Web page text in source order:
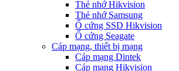
Thẻ nhớ Hikvision
Thẻ nhớ Samsung
Ổ cứng SSD Hikvision
Ổ cứng Seagate
Cáp mạng, thiết bị mạng
Cáp mạng Dintek
Cáp mạng Hikvision